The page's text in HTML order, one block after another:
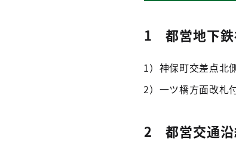
1 都営地下鉄
1）神保町交差点北
2）一ツ橋方面改札
2 都営交通